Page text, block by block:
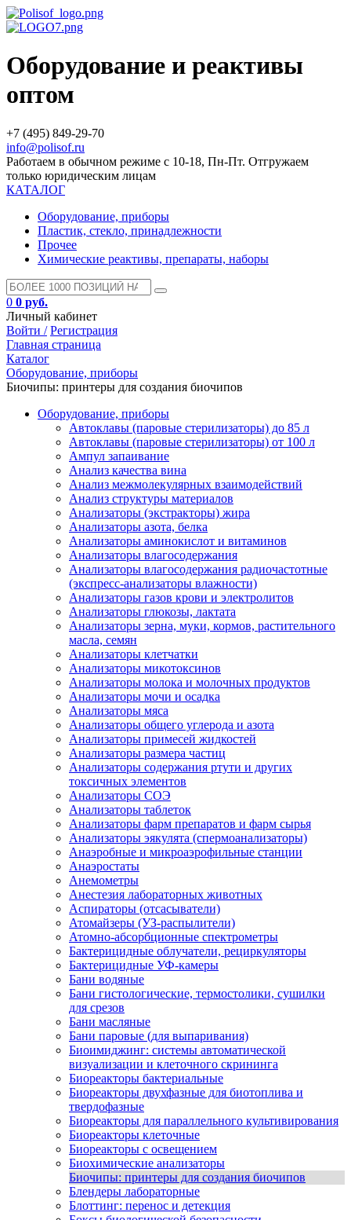
Оборудование и реактивы
оптом
+7 (495) 849-29-70
info@polisof.ru
Работаем в обычном режиме с 10-18, Пн-Пт. Отгружаем
только юридическим лицам
КАТАЛОГ
Оборудование, приборы
Пластик, стекло, принадлежности
Прочее
Химические реактивы, препараты, наборы
0 0 руб.
Личный кабинет
Войти / Регистрация
Главная страница
Каталог
Оборудование, приборы
Биочипы: принтеры для создания биочипов
Оборудование, приборы
Автоклавы (паровые стерилизаторы) до 85 л
Автоклавы (паровые стерилизаторы) от 100 л
Ампул запаивание
Анализ качества вина
Анализ межмолекулярных взаимодействий
Анализ структуры материалов
Анализаторы (экстракторы) жира
Анализаторы азота, белка
Анализаторы аминокислот и витаминов
Анализаторы влагосодержания
Анализаторы влагосодержания радиочастотные
(экспресс-анализаторы влажности)
Анализаторы газов крови и электролитов
Анализаторы глюкозы, лактата
Анализаторы зерна, муки, кормов, растительного
масла, семян
Анализаторы клетчатки
Анализаторы микотоксинов
Анализаторы молока и молочных продуктов
Анализаторы мочи и осадка
Анализаторы мяса
Анализаторы общего углерода и азота
Анализаторы примесей жидкостей
Анализаторы размера частиц
Анализаторы содержания ртути и других
токсичных элементов
Анализаторы СОЭ
Анализаторы таблеток
Анализаторы фарм препаратов и фарм сырья
Анализаторы эякулята (спермоанализаторы)
Анаэробные и микроаэрофильные станции
Анаэростаты
Анемометры
Анестезия лабораторных животных
Аспираторы (отсасыватели)
Атомайзеры (УЗ-распылители)
Атомно-абсорбционные спектрометры
Бактерицидные облучатели, рециркуляторы
Бактерицидные УФ-камеры
Бани водяные
Бани гистологические, термостолики, сушилки
для срезов
Бани масляные
Бани паровые (для выпаривания)
Биоимиджинг: системы автоматической
визуализации и клеточного скрининга
Биореакторы бактериальные
Биореакторы двухфазные для биотоплива и
твердофазные
Биореакторы для параллельного культивирования
Биореакторы клеточные
Биореакторы с освещением
Биохимические анализаторы
Биочипы: принтеры для создания биочипов
Блендеры лабораторные
Блоттинг: перенос и детекция